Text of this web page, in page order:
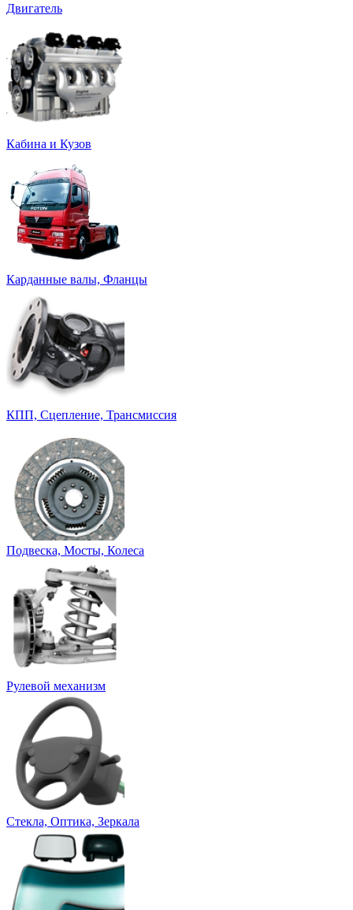
Двигатель
Кабина и Кузов
Карданные валы, Фланцы
КПП, Сцепление, Трансмиссия
Подвеска, Мосты, Колеса
Рулевой механизм
Стекла, Оптика, Зеркала